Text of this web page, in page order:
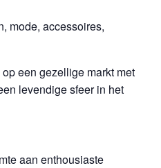
mode, accessoires,
een gezellige markt met
levendige sfeer in het
aan enthousiaste